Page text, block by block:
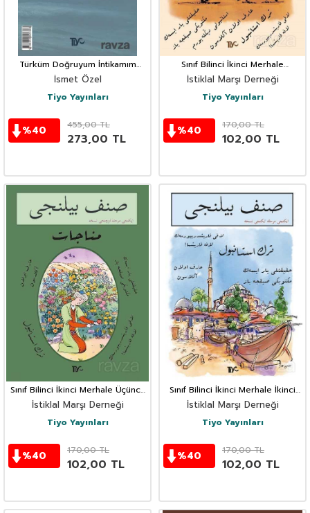
Türküm Doğruyum İntikamım
Ülkemdir
İsmet Özel
Tiyo Yayınları
%40 455,00TL
273,00 TL
Sınıf Bilinci İkinci Merhale
Dördüncü Nüsha
İstiklal Marşı Derneği
Tiyo Yayınları
%40 170,00TL
102,00 TL
Sınıf Bilinci İkinci Merhale Üçüncü
Nüsha
İstiklal Marşı Derneği
Tiyo Yayınları
%40 170,00TL
102,00 TL
Sınıf Bilinci İkinci Merhale İkinci
Nüsha
İstiklal Marşı Derneği
Tiyo Yayınları
%40 170,00TL
102,00 TL